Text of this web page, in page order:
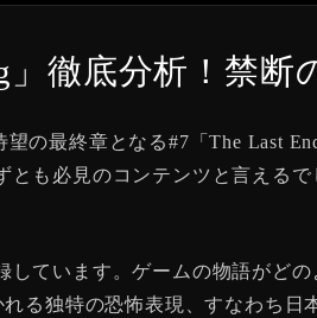
徹底分析！禁断
の最終章となる#7「The Last
も必見のコンテンツと言えるで
ています。ゲームの物語がど
る独特の恐怖表現、すなわち日